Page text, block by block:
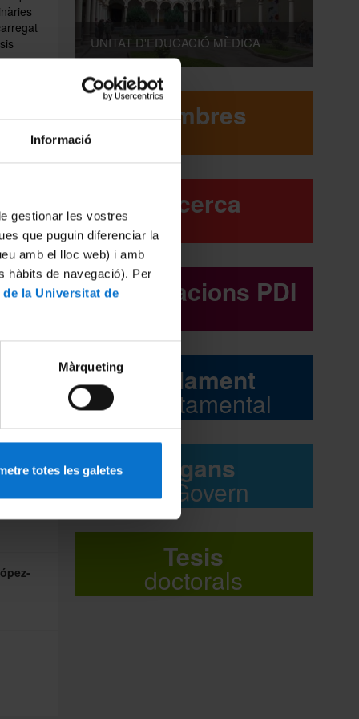
Informació
gestionar les vostres
que puguin diferenciar la
amb el lloc web) i amb
hàbits de navegació). Per
la Universitat de
Màrqueting
totes les galetes
UNITAT D'EDUCACIÓ MÈDICA
Membres
Recerca
Acreditacions PDI
Reglament
departamental
Òrgans
de Govern
Tesis
doctorals